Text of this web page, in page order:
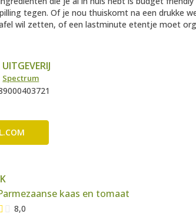
tegen. Of je nou thuiskomt na een drukke
wil zetten, of een lastminute etentje moet
UITGEVERIJ
Spectrum
kaas en tomaat
8,0